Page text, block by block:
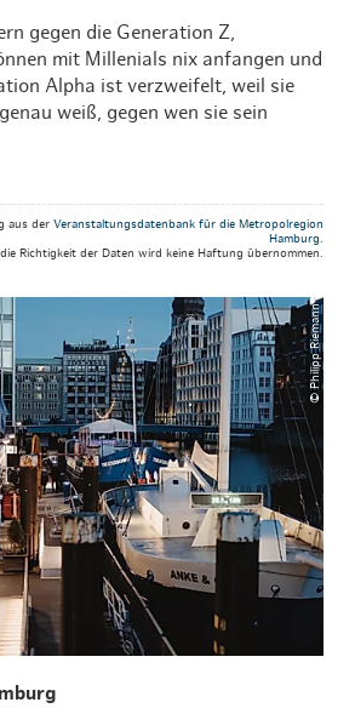
gegen die Generation Z,
mit Millenials nix anfangen und
Alpha ist verzweifelt, weil sie
weiß, gegen wen sie sein
aus der Veranstaltungsdatenbank für die Metropolregion
Hamburg.
Richtigkeit der Daten wird keine Haftung übernommen.
© Philipp Riemann